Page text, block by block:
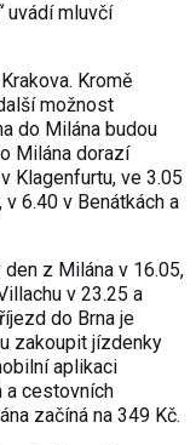
uvádí mluvčí
Kromě
možnost
do Milána budou
Milána dorazí
Klagenfurtu, ve 3.05
6.40 v Benátkách a
z Milána v 16.05,
v 23.25 a
do Brna je
zakoupit jízdenky
aplikaci
a cestovních
začíná na 349 Kč.